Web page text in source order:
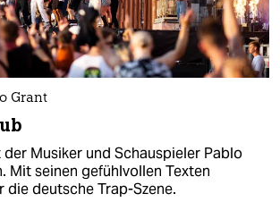
Grant
Musiker und Schauspieler Pablo
Mit seinen gefühlvollen Texten
deutsche Trap-Szene.